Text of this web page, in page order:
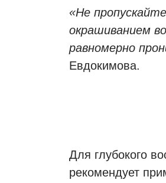
«Не
окрашиванием
равномерно
Евдокимова.
Для глубокого
рекомендует